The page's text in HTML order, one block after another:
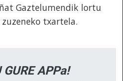
Gaztelumendik lortu
txartela.
GURE APPa!